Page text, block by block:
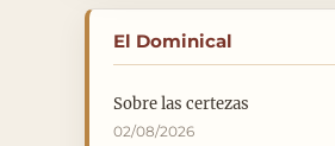
El Dominical
Sobre las certezas
02/08/2026